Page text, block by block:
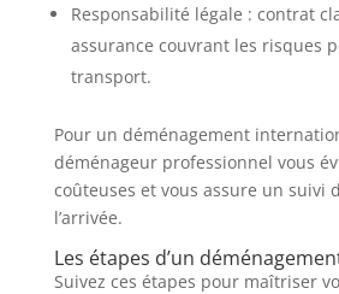
Responsabilité légale : contrat
assurance couvrant les risques
transport.
Pour un déménagement
déménageur professionnel vous
coûteuses et vous assure un suivi
l’arrivée.
Les étapes d’un
Suivez ces étapes pour maîtriser